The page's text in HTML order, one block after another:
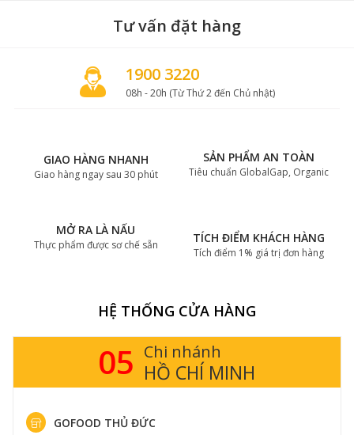
Tư vấn đặt hàng
1900 3220
08h - 20h (Từ Thứ 2 đến Chủ nhật)
GIAO HÀNG NHANH
Giao hàng ngay sau 30 phút
SẢN PHẨM AN TOÀN
Tiêu chuẩn GlobalGap, Organic
MỞ RA LÀ NẤU
Thực phẩm được sơ chế sẵn TÍCH ĐIỂM KHÁCH HÀNG
Tích điểm 1% giá trị đơn hàng
HỆ THỐNG CỬA HÀNG
05 Chi nhánh
HỒ CHÍ MINH
GOFOOD THỦ ĐỨC